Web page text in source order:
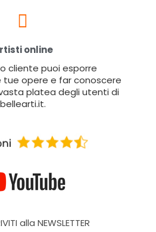
online
cliente puoi esporre
opere e far conoscere
platea degli utenti di
bellearti.it.
alla NEWSLETTER